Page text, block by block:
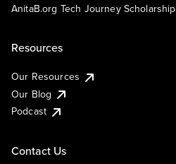
AnitaB.org Tech Journey Scholarship
Resources
Our Resources
Our Blog
Podcast
Contact Us